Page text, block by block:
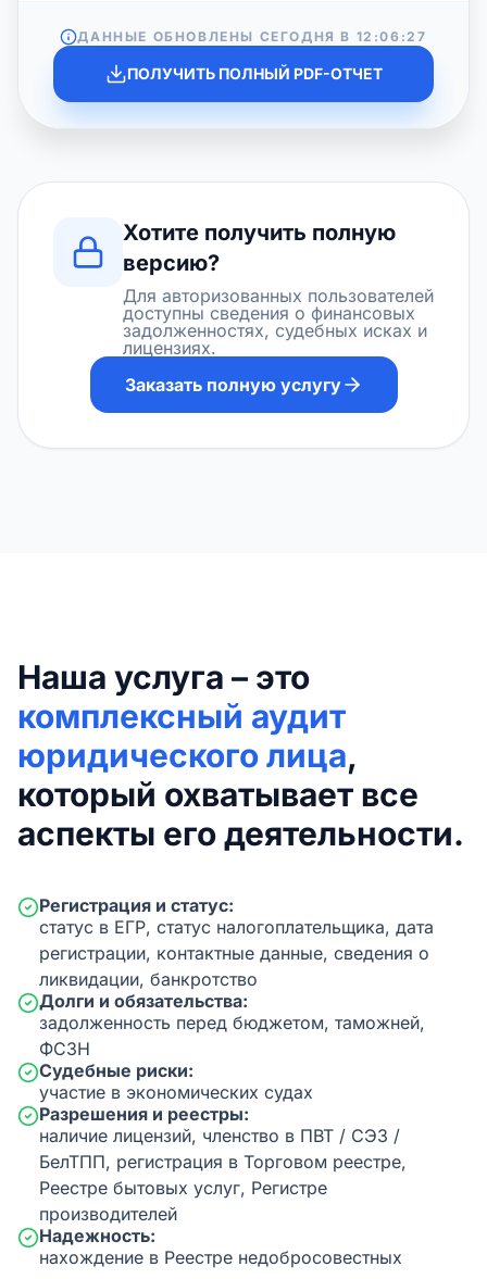
ДАННЫЕ ОБНОВЛЕНЫ СЕГОДНЯ В 12:06:27
ПОЛУЧИТЬ ПОЛНЫЙ PDF-ОТЧЕТ
Хотите получить полную
версию?
Для авторизованных пользователей
доступны сведения о финансовых
задолженностях, судебных исках и
лицензиях.
Заказать полную услугу
Наша услуга – это
комплексный аудит
юридического лица,
который охватывает все
аспекты его деятельности.
Регистрация и статус:
статус в ЕГР, статус налогоплательщика, дата
регистрации, контактные данные, сведения о
ликвидации, банкротство
Долги и обязательства:
задолженность перед бюджетом, таможней,
ФСЗН
Судебные риски:
участие в экономических судах
Разрешения и реестры:
наличие лицензий, членство в ПВТ / СЭЗ /
БелТПП, регистрация в Торговом реестре,
Реестре бытовых услуг, Регистре
производителей
Надежность:
нахождение в Реестре недобросовестных